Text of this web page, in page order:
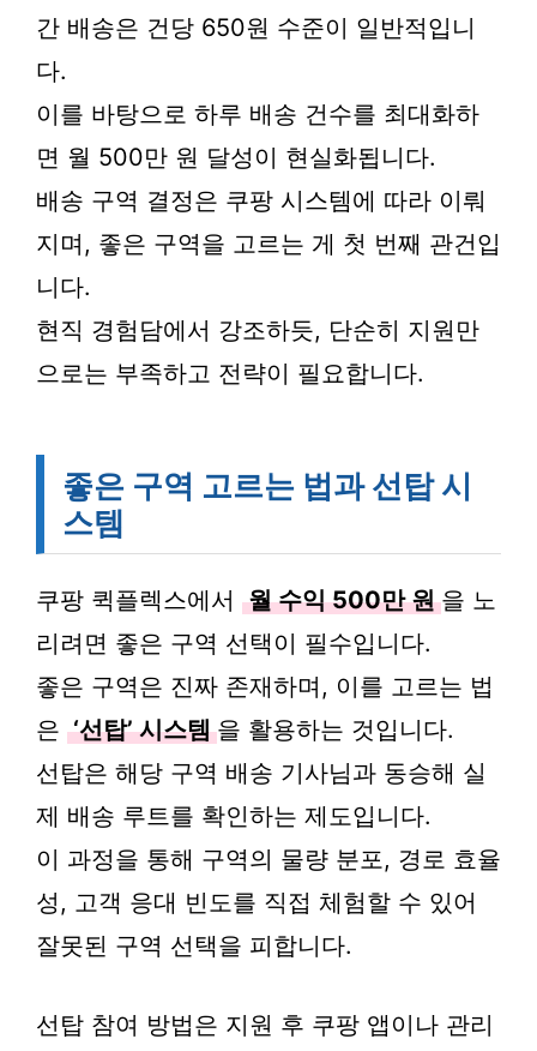
간 배송은 건당 650원 수준이 일반적입니
다.
이를 바탕으로 하루 배송 건수를 최대화하
면 월 500만 원 달성이 현실화됩니다.
배송 구역 결정은 쿠팡 시스템에 따라 이뤄
지며, 좋은 구역을 고르는 게 첫 번째 관건입
니다.
현직 경험담에서 강조하듯, 단순히 지원만
으로는 부족하고 전략이 필요합니다.
좋은 구역 고르는 법과 선탑 시
스템
쿠팡 퀵플렉스에서 월 수익 500만 원 을 노
리려면 좋은 구역 선택이 필수입니다.
좋은 구역은 진짜 존재하며, 이를 고르는 법
은 ‘선탑’ 시스템 을 활용하는 것입니다.
선탑은 해당 구역 배송 기사님과 동승해 실
제 배송 루트를 확인하는 제도입니다.
이 과정을 통해 구역의 물량 분포, 경로 효율
성, 고객 응대 빈도를 직접 체험할 수 있어
잘못된 구역 선택을 피합니다.
선탑 참여 방법은 지원 후 쿠팡 앱이나 관리